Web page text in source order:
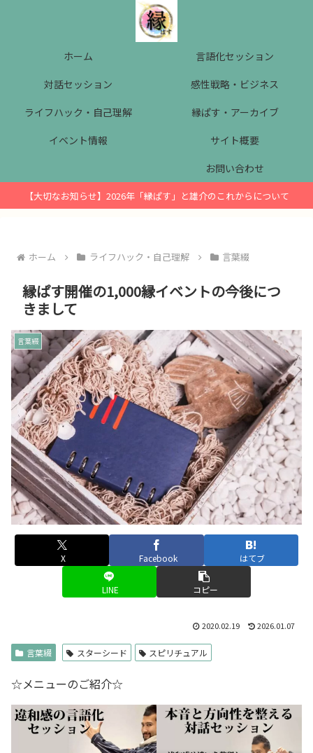
ホーム
言語化セッション
対話セッション
感性戦略・ビジネス
ライフハック・自己理解
縁ぱす・アーカイブ
イベント情報
サイト概要
お問い合わせ
【大切なお知らせ】2026年「縁ぱす」と雄介のこれからについて
ホーム ライフハック・自己理解 言葉綴
縁ぱす開催の1,000縁イベントの今後につ
きまして
言葉綴
X Facebook はてブ
LINE コピー
2020.02.19 2026.01.07
言葉綴 スターシード スピリチュアル
☆メニューのご紹介☆